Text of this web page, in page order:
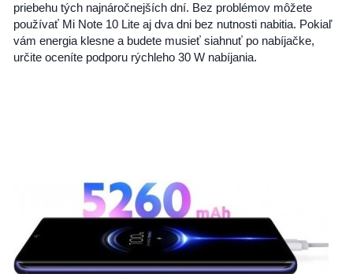
priebehu tých najnáročnejších dní. Bez problémov môžete
používať Mi Note 10 Lite aj dva dni bez nutnosti nabitia. Pokiaľ
vám energia klesne a budete musieť siahnuť po nabíjačke,
určite oceníte podporu rýchleho 30 W nabíjania.